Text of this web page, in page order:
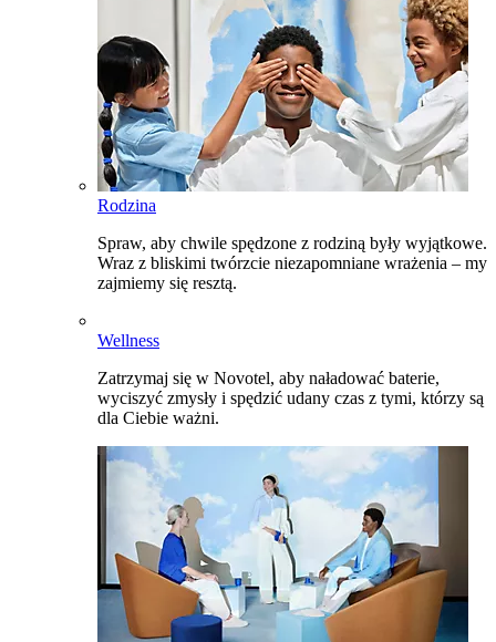
Rodzina
Spraw, aby chwile spędzone z rodziną były wyjątkowe.
Wraz z bliskimi twórzcie niezapomniane wrażenia – my
zajmiemy się resztą.
Wellness
Zatrzymaj się w Novotel, aby naładować baterie,
wyciszyć zmysły i spędzić udany czas z tymi, którzy są
dla Ciebie ważni.